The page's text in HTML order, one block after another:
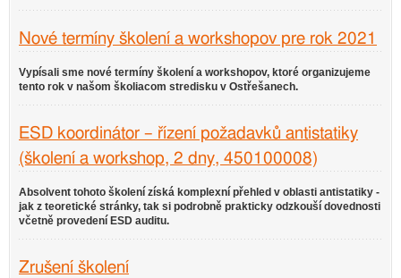
Nové termíny školení a workshopov pre rok 2021
Vypísali sme nové termíny školení a workshopov, ktoré organizujeme
tento rok v našom školiacom stredisku v Ostřešanech.
ESD koordinátor – řízení požadavků antistatiky
(školení a workshop, 2 dny, 450100008)
Absolvent tohoto školení získá komplexní přehled v oblasti antistatiky -
jak z teoretické stránky, tak si podrobně prakticky odzkouší dovednosti
včetně provedení ESD auditu.
Zrušení školení